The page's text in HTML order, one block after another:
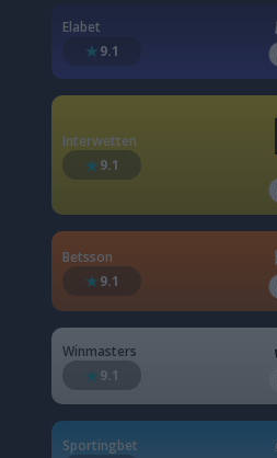
Elabet
9.1
Interwetten
9.1
Betsson
9.1
Winmasters
9.1
Sportingbet